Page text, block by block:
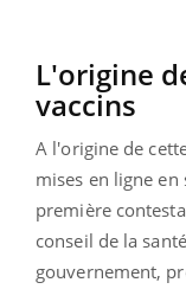
L'origine
vaccins
A l'origine de
mises en ligne
première
conseil de la
gouvernement,